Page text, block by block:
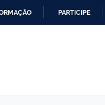
PARTICIPE